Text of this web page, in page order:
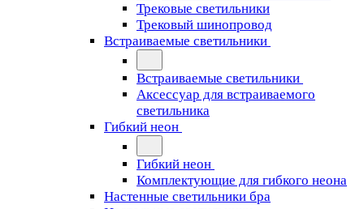
Трековые светильники
Трековый шинопровод
Встраиваемые светильники
Встраиваемые светильники
Аксессуар для встраиваемого
светильника
Гибкий неон
Гибкий неон
Комплектующие для гибкого неона
Настенные светильники бра